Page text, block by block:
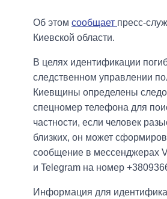
Об этом сообщает пресс-
Киевской области.
В целях идентификации
следственном управлении
Киевщины определены
спецномер телефона для
частности, если человек
близких, он может
сообщение в мессенджерах
и Telegram на номер
Информация для